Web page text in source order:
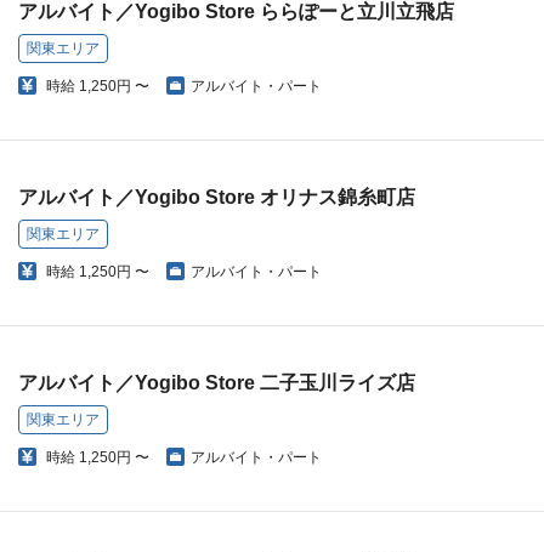
アルバイト／Yogibo Store ららぽーと立川立飛店
関東エリア
時給 1,250円 〜 アルバイト・パート
アルバイト／Yogibo Store オリナス錦糸町店
関東エリア
時給 1,250円 〜 アルバイト・パート
アルバイト／Yogibo Store 二子玉川ライズ店
関東エリア
時給 1,250円 〜 アルバイト・パート